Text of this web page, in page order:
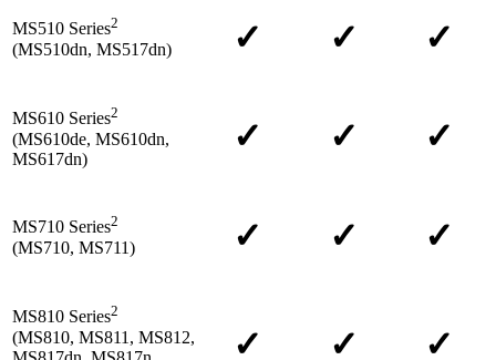
MS510 Series2
(MS510dn, MS517dn) ✓ ✓ ✓
MS610 Series2
(MS610de, MS610dn,
MS617dn)
✓ ✓ ✓
MS710 Series2
(MS710, MS711) ✓ ✓ ✓
MS810 Series2
(MS810, MS811, MS812,
✓ ✓ ✓